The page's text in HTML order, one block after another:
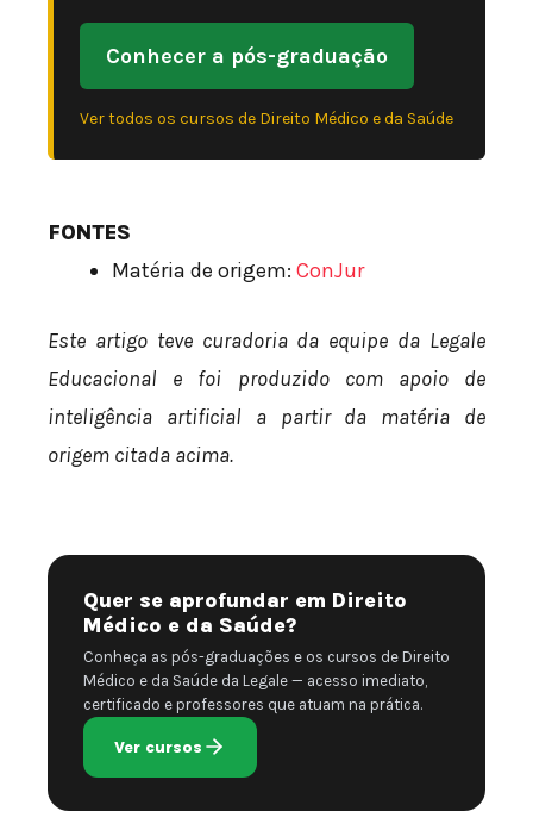
Conhecer a pós-graduação
Ver todos os cursos de Direito Médico e da Saúde
FONTES
Matéria de origem: ConJur
Este artigo teve curadoria da equipe da Legale
Educacional e foi produzido com apoio de
inteligência artificial a partir da matéria de
origem citada acima.
Quer se aprofundar em Direito
Médico e da Saúde?
Conheça as pós-graduações e os cursos de Direito
Médico e da Saúde da Legale — acesso imediato,
certificado e professores que atuam na prática.
Ver cursos